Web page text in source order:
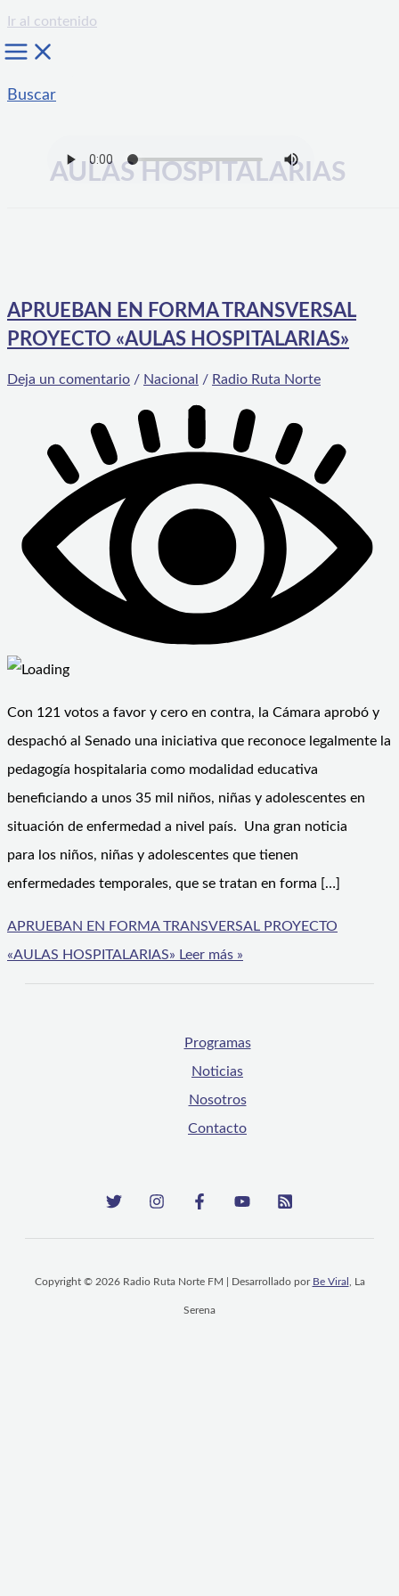
Ir al contenido
Buscar
AULAS HOSPITALARIAS
APRUEBAN EN FORMA TRANSVERSAL
PROYECTO «AULAS HOSPITALARIAS»
Deja un comentario / Nacional / Radio Ruta Norte
Con 121 votos a favor y cero en contra, la Cámara aprobó y
despachó al Senado una iniciativa que reconoce legalmente la
pedagogía hospitalaria como modalidad educativa
beneficiando a unos 35 mil niños, niñas y adolescentes en
situación de enfermedad a nivel país. Una gran noticia
para los niños, niñas y adolescentes que tienen
enfermedades temporales, que se tratan en forma […]
APRUEBAN EN FORMA TRANSVERSAL PROYECTO
«AULAS HOSPITALARIAS» Leer más »
Programas
Noticias
Nosotros
Contacto
Copyright © 2026 Radio Ruta Norte FM | Desarrollado por Be Viral , La
Serena